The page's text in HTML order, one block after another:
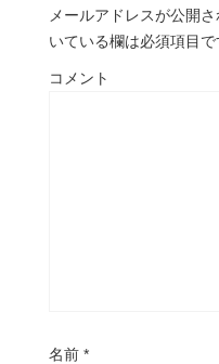
メールアドレスが公開
いている欄は必須項目で
コメント
名前 *